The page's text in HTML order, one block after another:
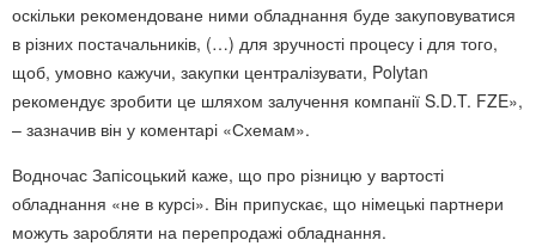
оскільки рекомендоване ними обладнання буде закуповуватися
в різних постачальників, (…) для зручності процесу і для того,
щоб, умовно кажучи, закупки централізувати, Polytan
рекомендує зробити це шляхом залучення компанії S.D.T. FZE»,
– зазначив він у коментарі «Схемам».
Водночас Запісоцький каже, що про різницю у вартості
обладнання «не в курсі». Він припускає, що німецькі партнери
можуть заробляти на перепродажі обладнання.